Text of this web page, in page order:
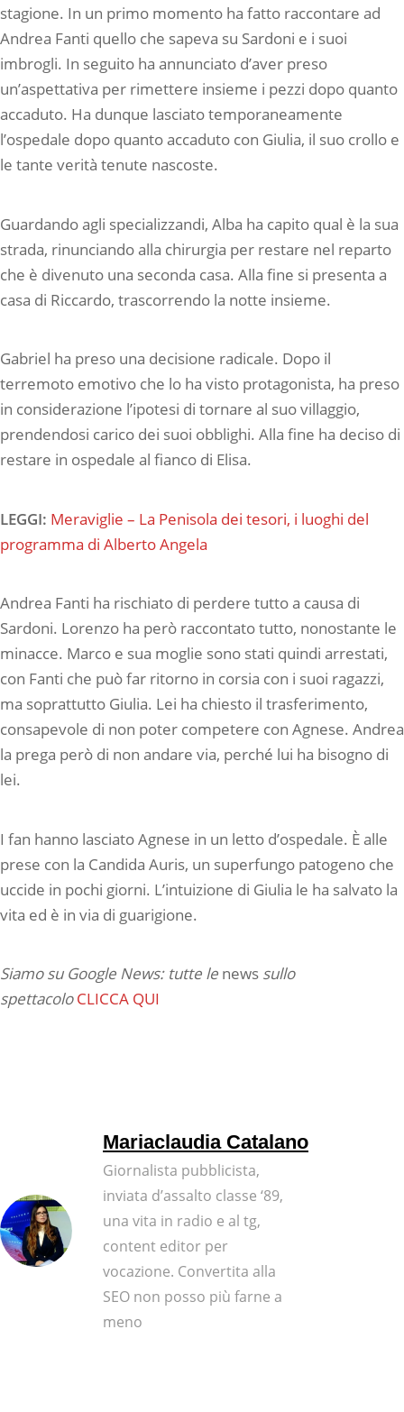
stagione. In un primo momento ha fatto raccontare ad
Andrea Fanti quello che sapeva su Sardoni e i suoi
imbrogli. In seguito ha annunciato d’aver preso
un’aspettativa per rimettere insieme i pezzi dopo quanto
accaduto. Ha dunque lasciato temporaneamente
l’ospedale dopo quanto accaduto con Giulia, il suo crollo e
le tante verità tenute nascoste.
Guardando agli specializzandi, Alba ha capito qual è la sua
strada, rinunciando alla chirurgia per restare nel reparto
che è divenuto una seconda casa. Alla fine si presenta a
casa di Riccardo, trascorrendo la notte insieme.
Gabriel ha preso una decisione radicale. Dopo il
terremoto emotivo che lo ha visto protagonista, ha preso
in considerazione l’ipotesi di tornare al suo villaggio,
prendendosi carico dei suoi obblighi. Alla fine ha deciso di
restare in ospedale al fianco di Elisa.
LEGGI: Meraviglie – La Penisola dei tesori, i luoghi del
programma di Alberto Angela
Andrea Fanti ha rischiato di perdere tutto a causa di
Sardoni. Lorenzo ha però raccontato tutto, nonostante le
minacce. Marco e sua moglie sono stati quindi arrestati,
con Fanti che può far ritorno in corsia con i suoi ragazzi,
ma soprattutto Giulia. Lei ha chiesto il trasferimento,
consapevole di non poter competere con Agnese. Andrea
la prega però di non andare via, perché lui ha bisogno di
lei.
I fan hanno lasciato Agnese in un letto d’ospedale. È alle
prese con la Candida Auris, un superfungo patogeno che
uccide in pochi giorni. L’intuizione di Giulia le ha salvato la
vita ed è in via di guarigione.
Siamo su Google News: tutte le news sullo
spettacoloCLICCA QUI
Mariaclaudia Catalano
Giornalista pubblicista,
inviata d’assalto classe ‘89,
una vita in radio e al tg,
content editor per
vocazione. Convertita alla
SEO non posso più farne a
meno